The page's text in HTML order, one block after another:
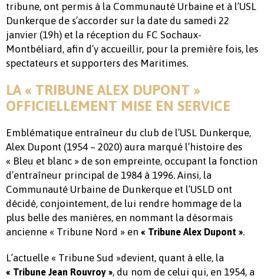
tribune, ont permis à la Communauté Urbaine et à l’USL
Dunkerque de s’accorder sur la date du samedi 22
janvier (19h) et la réception du FC Sochaux-
Montbéliard, afin d’y accueillir, pour la première fois, les
spectateurs et supporters des Maritimes.
LA « TRIBUNE ALEX DUPONT »
OFFICIELLEMENT MISE EN SERVICE
Emblématique entraîneur du club de l’USL Dunkerque,
Alex Dupont (1954 – 2020) aura marqué l’histoire des
« Bleu et blanc » de son empreinte, occupant la fonction
d’entraîneur principal de 1984 à 1996. Ainsi, la
Communauté Urbaine de Dunkerque et l’USLD ont
décidé, conjointement, de lui rendre hommage de la
plus belle des manières, en nommant la désormais
ancienne « Tribune Nord » en « Tribune Alex Dupont ».
L’actuelle « Tribune Sud »devient, quant à elle, la
« Tribune Jean Rouvroy », du nom de celui qui, en 1954, a